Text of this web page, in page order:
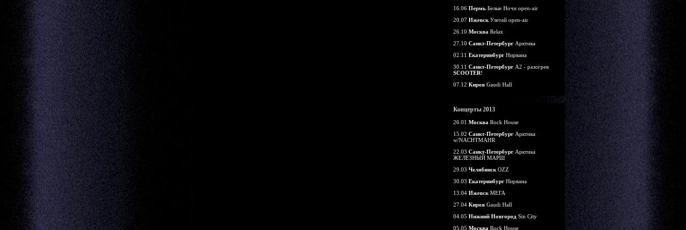
16.06 Пермь Белые Ночи open-air
20.07 Ижевск Улетай open-air
26.10 Москва Relax
27.10 Санкт-Петербург Арктика
02.11 Екатеринбург Нирвана
30.11 Санкт-Петербург А2 - разогрев
SCOOTER!
07.12 Киров Gaudi Hall
Концерты 2013
26.01 Москва Rock House
15.02 Санкт-Петербург Арктика
w/NACHTMAHR
22.03 Санкт-Петербург Арктика
ЖЕЛЕЗНЫЙ МАРШ
29.03 Челябинск OZZ
30.03 Екатеринбург Нирвана
13.04 Ижевск МЕГА
27.04 Киров Gaudi Hall
04.05 Нижний Новгород Sin City
05.05 Москва Rock House